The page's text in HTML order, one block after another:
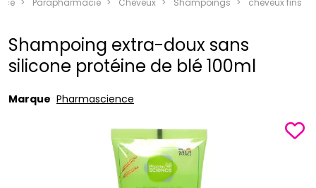
une marque
Parapharmacie Cheveux Shampoings cheveux fins
Shampoing extra-doux sans
silicone protéine de blé 100ml
Marque Pharmascience